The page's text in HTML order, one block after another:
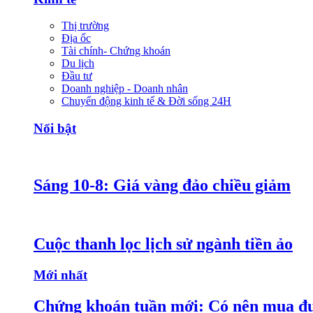
Thị trường
Địa ốc
Tài chính- Chứng khoán
Du lịch
Đầu tư
Doanh nghiệp - Doanh nhân
Chuyển động kinh tế & Đời sống 24H
Nổi bật
Sáng 10-8: Giá vàng đảo chiều giảm
Cuộc thanh lọc lịch sử ngành tiền ảo
Mới nhất
Chứng khoán tuần mới: Có nên mua